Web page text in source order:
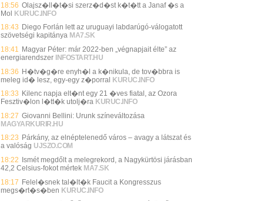
18:56 Olajsz�ll�t�si szerz�d�st k�t�tt a Janaf �s a
Mol KURUC.INFO
18:43 Diego Forlán lett az uruguayi labdarúgó-válogatott
szövetségi kapitánya MA7.SK
18:41 Magyar Péter: már 2022-ben „végnapjait élte” az
energiarendszer INFOSTART.HU
18:36 H�tv�g�re enyh�l a k�nikula, de tov�bbra is
meleg id� lesz, egy-egy z�porral KURUC.INFO
18:33 Kilenc napja elt�nt egy 21 �ves fiatal, az Ozora
Fesztiv�lon l�tt�k utolj�ra KURUC.INFO
18:27 Giovanni Bellini: Urunk színeváltozása
MAGYARKURIR.HU
18:23 Párkány, az elnéptelenedő város – avagy a látszat és
a valóság UJSZO.COM
18:22
Ismét megdőlt a melegrekord, a Nagykürtösi járásban
42,2 Celsius-fokot mértek MA7.SK
18:17 Felel�snek tal�lt�k Faucit a Kongresszus
megs�rt�s�ben KURUC.INFO